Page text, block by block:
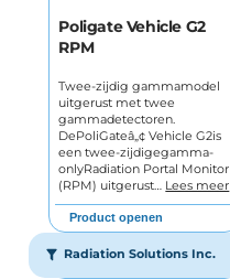
Poligate Vehicle G2
RPM
Twee-zijdig gammamodel
uitgerust met twee
gammadetectoren.
DePoliGateâ„¢ Vehicle G2is
een twee-zijdigegamma-
onlyRadiation Portal Monitor
(RPM) uitgerust… Lees meer
Product openen
Radiation Solutions Inc.